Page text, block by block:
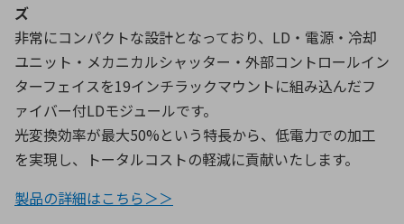
ズ
非常にコンパクトな設計となっており、LD・電源・冷却
ユニット・メカニカルシャッター・外部コントロールイン
ターフェイスを19インチラックマウントに組み込んだフ
ァイバー付LDモジュールです。
光変換効率が最大50%という特長から、低電力での加工
を実現し、トータルコストの軽減に貢献いたします。
製品の詳細はこちら＞＞